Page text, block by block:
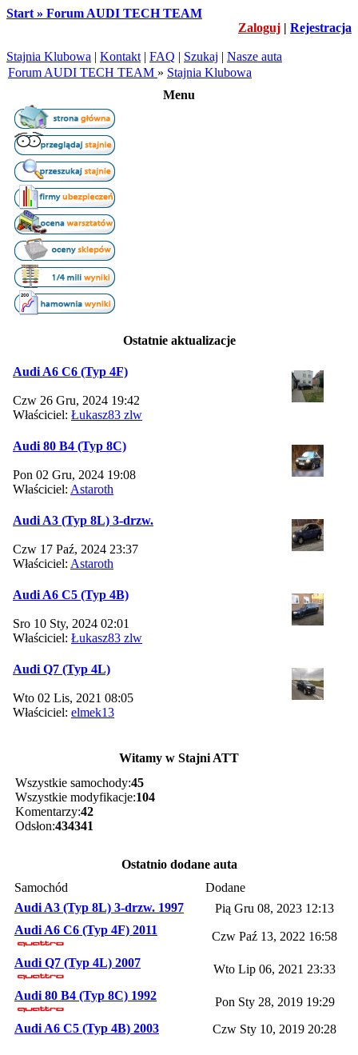
Start » Forum AUDI TECH TEAM
Zaloguj | Rejestracja
Stajnia Klubowa | Kontakt | FAQ | Szukaj | Nasze auta
Forum AUDI TECH TEAM » Stajnia Klubowa
Menu
Ostatnie aktualizacje
Audi A6 C6 (Typ 4F)
Czw 26 Gru, 2024 19:42
Właściciel: Łukasz83 zlw
Audi 80 B4 (Typ 8C)
Pon 02 Gru, 2024 19:08
Właściciel: Astaroth
Audi A3 (Typ 8L) 3-drzw.
Czw 17 Paź, 2024 23:37
Właściciel: Astaroth
Audi A6 C5 (Typ 4B)
Sro 10 Sty, 2024 02:01
Właściciel: Łukasz83 zlw
Audi Q7 (Typ 4L)
Wto 02 Lis, 2021 08:05
Właściciel: elmek13
Witamy w Stajni ATT
Wszystkie samochody:45
Wszystkie modyfikacje:104
Komentarzy:42
Odsłon:434341
Ostatnio dodane auta
Samochód
Dodane
Audi A3 (Typ 8L) 3-drzw. 1997
Pią Gru 08, 2023 12:13
Audi A6 C6 (Typ 4F) 2011
Czw Paź 13, 2022 16:58
Audi Q7 (Typ 4L) 2007
Wto Lip 06, 2021 23:33
Audi 80 B4 (Typ 8C) 1992
Pon Sty 28, 2019 19:29
Audi A6 C5 (Typ 4B) 2003
Czw Sty 10, 2019 20:28